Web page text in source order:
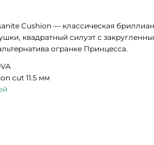
Cushion — классическая
квадратный силуэт с
огранке Принцесса.
cut 11.5 мм